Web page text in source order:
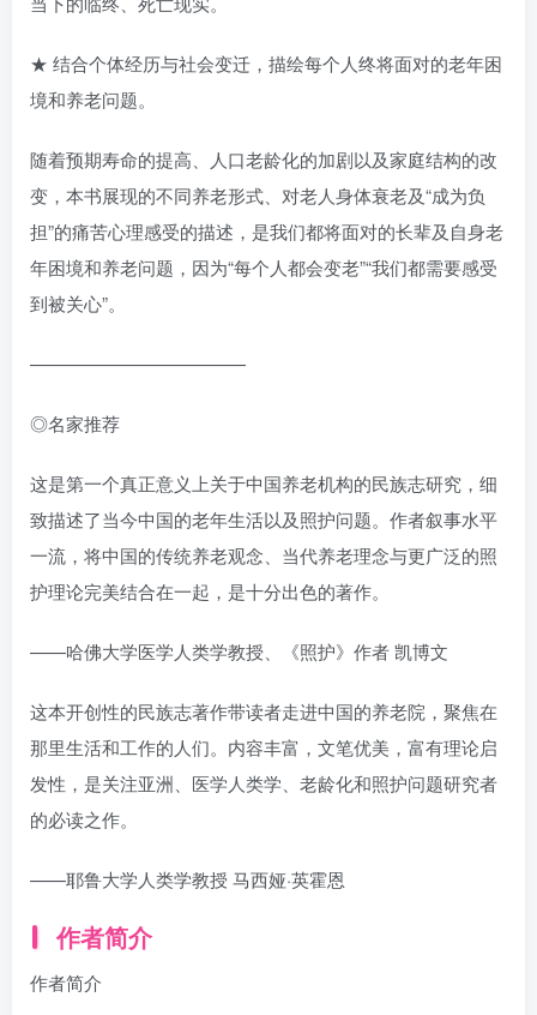
★ 结合个体经历与社会变迁，描绘每个人终将面对的老年困
境和养老问题。
随着预期寿命的提高、人口老龄化的加剧以及家庭结构的改
变，本书展现的不同养老形式、对老人身体衰老及“成为负
担”的痛苦心理感受的描述，是我们都将面对的长辈及自身老
年困境和养老问题，因为“每个人都会变老”“我们都需要感受
到被关心”。
————————————
◎名家推荐
这是第一个真正意义上关于中国养老机构的民族志研究，细
致描述了当今中国的老年生活以及照护问题。作者叙事水平
一流，将中国的传统养老观念、当代养老理念与更广泛的照
护理论完美结合在一起，是十分出色的著作。
——哈佛大学医学人类学教授、《照护》作者 凯博文
这本开创性的民族志著作带读者走进中国的养老院，聚焦在
那里生活和工作的人们。内容丰富，文笔优美，富有理论启
发性，是关注亚洲、医学人类学、老龄化和照护问题研究者
的必读之作。
——耶鲁大学人类学教授 马西娅·英霍恩
作者简介
作者简介